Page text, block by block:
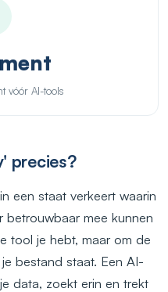
vóór AI-tools
precies?
een staat verkeert waarin
betrouwbaar mee kunnen
tool je hebt, maar om de
bestand staat. Een AI-
data, zoekt erin en trekt